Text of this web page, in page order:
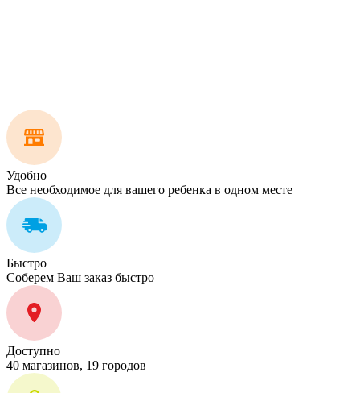
Удобно
Все необходимое для вашего ребенка в одном месте
Быстро
Соберем Ваш заказ быстро
Доступно
40 магазинов, 19 городов